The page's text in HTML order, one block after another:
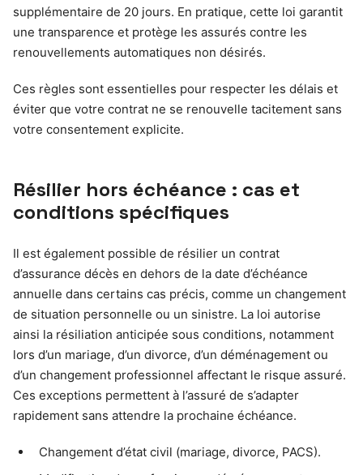
supplémentaire de 20 jours. En pratique, cette loi garantit
une transparence et protège les assurés contre les
renouvellements automatiques non désirés.
Ces règles sont essentielles pour respecter les délais et
éviter que votre contrat ne se renouvelle tacitement sans
votre consentement explicite.
Résilier hors échéance : cas et
conditions spécifiques
Il est également possible de résilier un contrat
d’assurance décès en dehors de la date d’échéance
annuelle dans certains cas précis, comme un changement
de situation personnelle ou un sinistre. La loi autorise
ainsi la résiliation anticipée sous conditions, notamment
lors d’un mariage, d’un divorce, d’un déménagement ou
d’un changement professionnel affectant le risque assuré.
Ces exceptions permettent à l’assuré de s’adapter
rapidement sans attendre la prochaine échéance.
Changement d’état civil (mariage, divorce, PACS).